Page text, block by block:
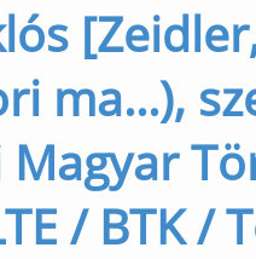
ma...),
Magyar
/ BTK /